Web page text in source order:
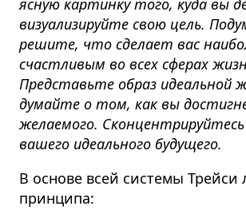
ясную картинку того, куда вы
визуализируйте свою цель.
решите, что сделает вас
счастливым во всех сферах
Представьте образ идеальной
думайте о том, как вы
желаемого.
вашего идеального будущего.
В основе всей системы Трейси
принципа: